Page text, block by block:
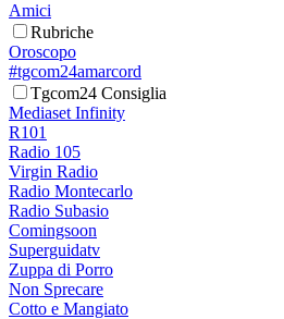
Amici
Rubriche
Oroscopo
#tgcom24amarcord
Tgcom24 Consiglia
Mediaset Infinity
R101
Radio 105
Virgin Radio
Radio Montecarlo
Radio Subasio
Comingsoon
Superguidatv
Zuppa di Porro
Non Sprecare
Cotto e Mangiato